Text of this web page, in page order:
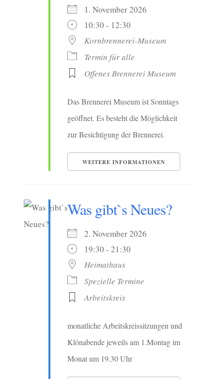
1. November 2026
10:30 - 12:30
Kornbrennerei-Museum
Termin für alle
Offenes Brennerei Museum
Das Brennerei Museum ist Sonntags
geöffnet. Es besteht die Möglichkeit
zur Besichtigung der Brennerei.
WEITERE INFORMATIONEN
Was gibt`s Neues?
2. November 2026
19:30 - 21:30
Heimathaus
Spezielle Termine
Arbeitskreis
monatliche Arbeitskreissitzungen und
Klönabende jeweils am 1.Montag im
Monat um 19.30 Uhr